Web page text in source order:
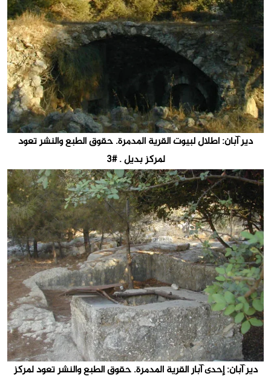
دير آبان: اطلال لبيوت القرية المدمرة. حقوق الطبع والنشر تعود
لمركز بديل . #3
دير آبان: إحدى آبار القرية المدمرة. حقوق الطبع والنشر تعود لمركز